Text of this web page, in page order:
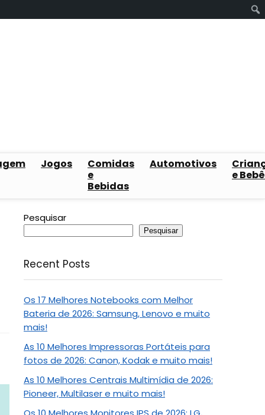
Jogos
Comidas
e
Bebidas
Automotivos
e
Pesquisar
Pesquisar
Recent Posts
Os 17 Melhores Notebooks com Melhor
Bateria de 2026: Samsung, Lenovo e muito
mais!
As 10 Melhores Impressoras Portáteis para
fotos de 2026: Canon, Kodak e muito mais!
As 10 Melhores Centrais Multimídia de 2026:
Pioneer, Multilaser e muito mais!